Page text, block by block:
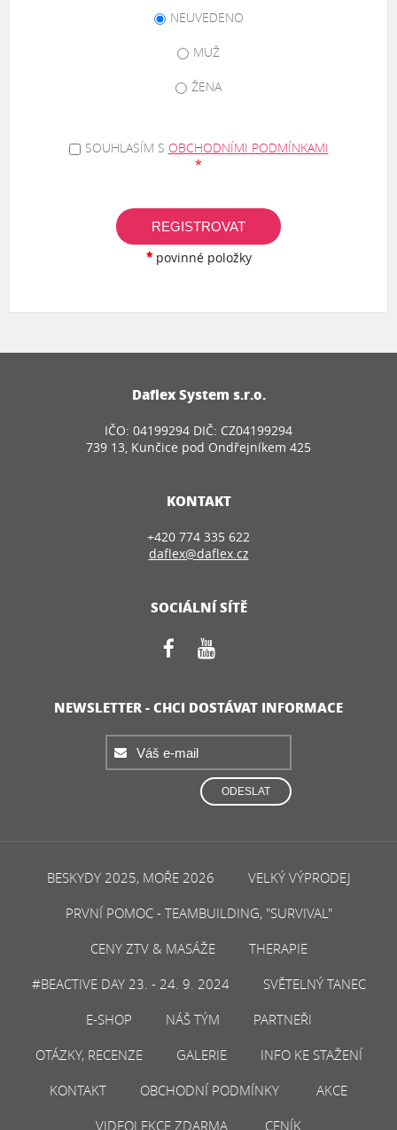
NEUVEDENO
MUŽ
ŽENA
SOUHLASÍM S OBCHODNÍMI PODMÍNKAMI
*
REGISTROVAT
povinné položky
Daflex System s.r.o.
IČO: 04199294 DIČ: CZ04199294
739 13, Kunčice pod Ondřejníkem 425
KONTAKT
+420 774 335 622
daflex@daflex.cz
SOCIÁLNÍ SÍTĚ
NEWSLETTER - CHCI DOSTÁVAT INFORMACE
ODESLAT
BESKYDY 2025, MOŘE 2026
VELKÝ VÝPRODEJ
PRVNÍ POMOC - TEAMBUILDING, "SURVIVAL"
CENY ZTV & MASÁŽE
THERAPIE
#BEACTIVE DAY 23. - 24. 9. 2024
SVĚTELNÝ TANEC
E-SHOP
NÁŠ TÝM
PARTNEŘI
OTÁZKY, RECENZE
GALERIE
INFO KE STAŽENÍ
KONTAKT
OBCHODNÍ PODMÍNKY
AKCE
VIDEOLEKCE ZDARMA
CENÍK